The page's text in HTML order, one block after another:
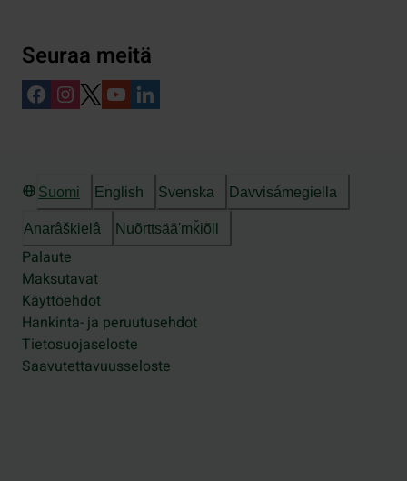
Seuraa meitä
Suomi English Svenska Davvisámegiella
Anarâškielâ Nuõrttsääʹmǩiõll
Palaute
Maksutavat
Käyttöehdot
Hankinta- ja peruutusehdot
Tietosuojaseloste
Saavutettavuusseloste